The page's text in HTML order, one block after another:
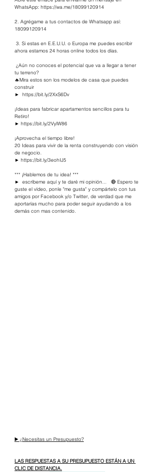
WhatsApp: https://wa.me/18099120914
2. Agrégame a tus contactos de Whatsapp así:
18099120914
ahora estamos 24 horas online todos los días.
tu terreno?
🔥Mira estos son los modelos de casa que puedes
construir
► https://bit.ly/2XxS6Dv
¡Ideas para fabricar apartamentos sencillos para tu
Retiro!
► https://bit.ly/2VylW86
¡Aprovecha el tiempo libre!
20 Ideas para vivir de la renta construyendo con visión
de negocio.
► https://bit.ly/3eohIJ5
*** ¡Hablemos de tu idea! ***
►  escríbeme aquí y te daré mi opinión...   🔴 Espero te
guste el vídeo, ponle "me gusta" y compártelo con tus
amigos por Facebook y/o Twitter, de verdad que me
aportarías mucho para poder seguir ayudando a los
demás con mas contenido.
▶️ ¿Necesitas un Presupuesto?
LAS RESPUESTAS A SU PRESUPUESTO ESTÁN A UN
CLIC DE DISTANCIA.